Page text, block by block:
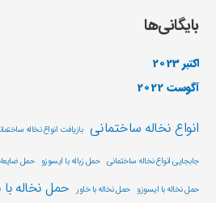
بایگانی‌ها
اکتبر 2023
آگوست 2022
انواع نخاله ساختمانی بازیافت انواع نخاله
جابجایی انواع نخاله ساختمانی حمل زباله با ایسوزو حمل
حمل نخاله با ایسوزو حمل نخاله با خاور حمل نخاله